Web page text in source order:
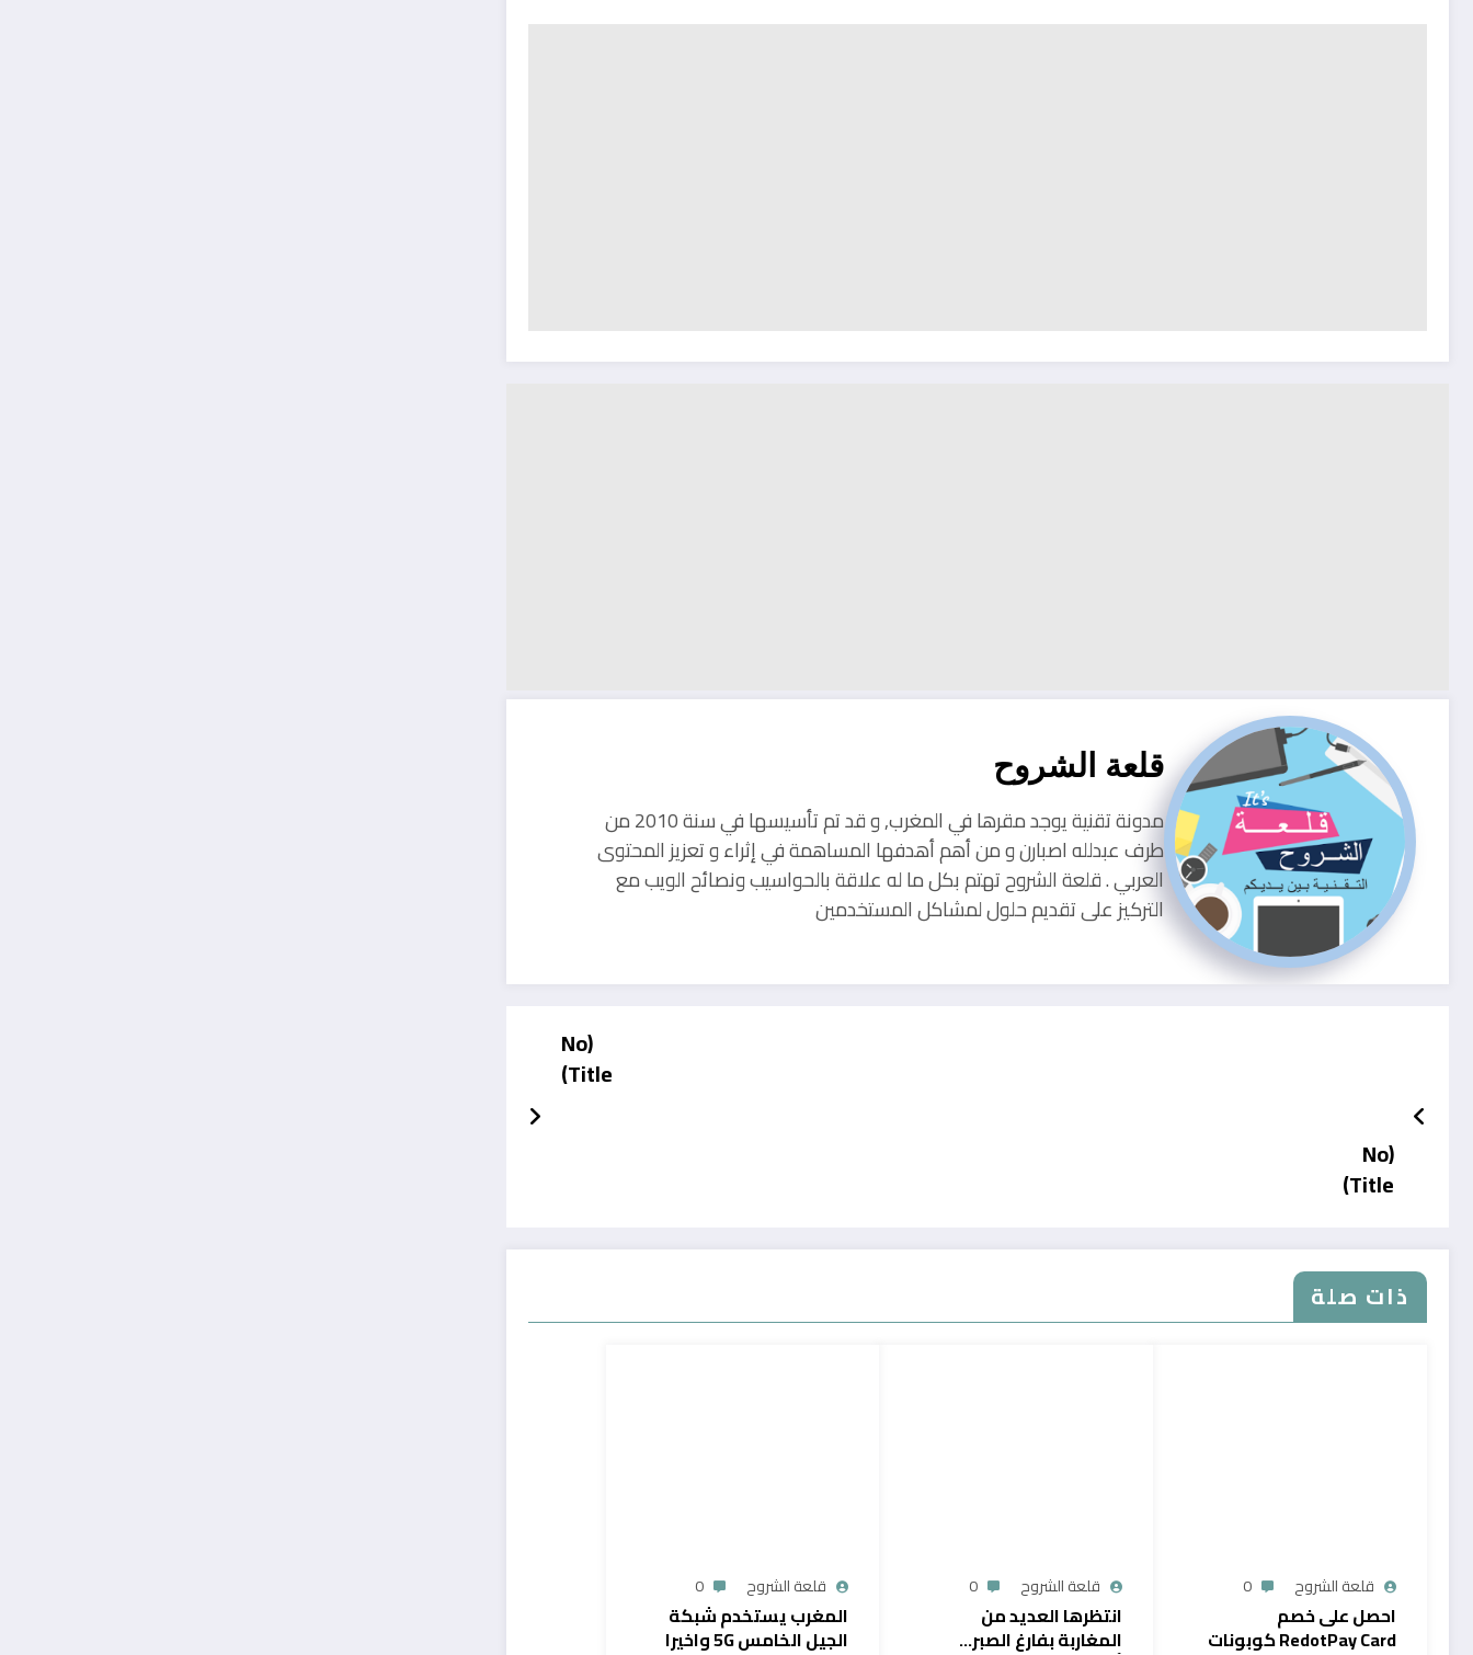
قلعة الشروح
مدونة تقنية يوجد مقرها في المغرب, و قد تم تأسيسها في سنة 2010 من
طرف عبدلله اصبارن و من أهم أهدفها المساهمة في إثراء و تعزيز المحتوى
العربي . قلعة الشروح تهتم بكل ما له علاقة بالحواسيب ونصائح الويب مع
التركيز على تقديم حلول لمشاكل المستخدمين
(No
Title)
(No
Title)
ذات صلة
قلعة الشروح 0
احصل على خصم
RedotPay Card كوبونات
قلعة الشروح 0
انتظرها العديد من
المغاربة بفارغ الصبر…
قلعة الشروح 0
المغرب يستخدم شبكة
الجيل الخامس 5G واخيرا